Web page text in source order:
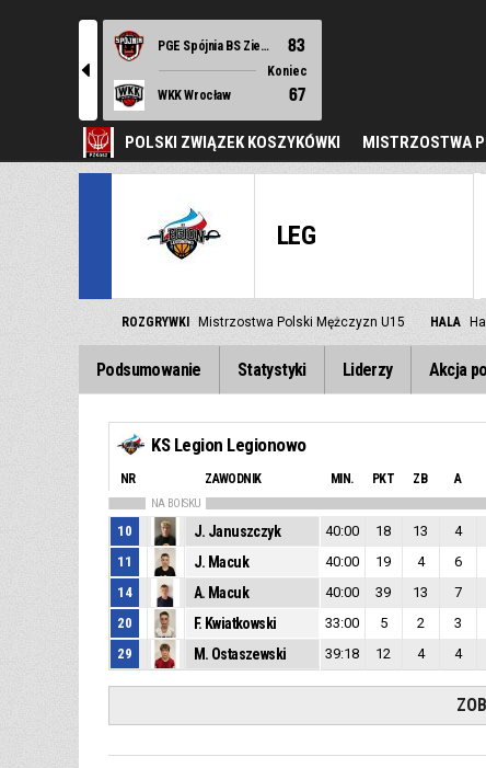
l
PGE Spójnia BS Ziemi Szczecińskiej Stargard 83
Koniec
WKK Wrocław
67
POLSKI ZWIĄZEK KOSZYKÓWKI MISTRZOSTWA
LEG
ROZGRYWKI Mistrzostwa Polski Mężczyzn U15 HALA
Podsumowanie Statystyki Liderzy Akcja
KS Legion Legionowo
NR ZAWODNIK MIN. PKT ZB A
NA BOISKU
10 J. Januszczyk 40:00 18 13 4
11
J. Macuk 40:00 19 4 6
14
A. Macuk 40:00 39 13 7
20
F. Kwiatkowski 33:00 5 2 3
29
M. Ostaszewski 39:18 12 4 4